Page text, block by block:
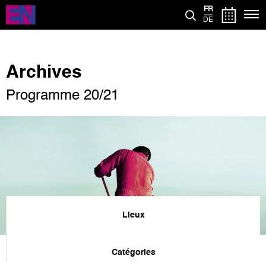
Aller
contenu
FR
DE
Archives
Programme 20/21
Lieux
Catégories